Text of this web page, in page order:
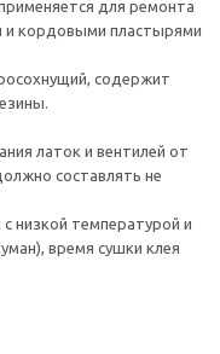
для ремонта
и кордовыми пластырями
содержит
латок и вентилей от
составлять не
низкой температурой и
время сушки клея